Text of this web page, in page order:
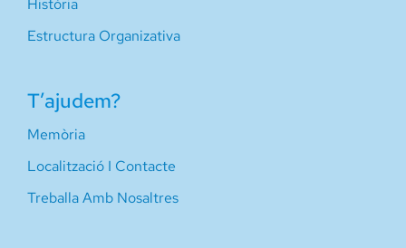
Història
Estructura Organizativa
T’ajudem?
Memòria
Localització I Contacte
Treballa Amb Nosaltres